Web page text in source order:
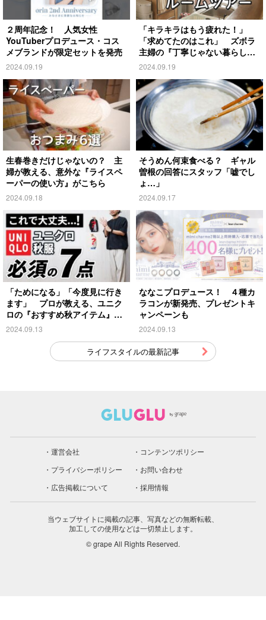
２周年記念！ 人気女性
YouTuberプロデュース・コス
メブランドが限定セットを発売
2024.09.19
「キラキラはもう疲れた！」
「求めてたのはこれ」 ズボラ
主婦の『丁寧じゃない暮らし』
がこちら
2024.09.19
生春巻きだけじゃないの？ 主
婦が教える、意外な『ライスペ
ーパーの使い方』がこちら
2024.09.18
そうめん何束食べる？ ギャル
曽根の回答にスタッフ「嘘でし
ょ…」
2024.09.17
「ためになる」「今度見に行き
ます」 プロが教える、ユニク
ロの『おすすめ秋アイテム』が
こちら
2024.09.13
ななこプロデュース！ ４種カ
ラコンが新発売、プレゼントキ
ャンペーンも
2024.09.13
ライフスタイルの最新記事
運営会社
コンテンツポリシー
プライバシーポリシー
お問い合わせ
広告掲載について
採用情報
当ウェブサイトに掲載の記事、写真などの無断転載、
加工しての使用などは一切禁止します。
© grape All Rights Reserved.